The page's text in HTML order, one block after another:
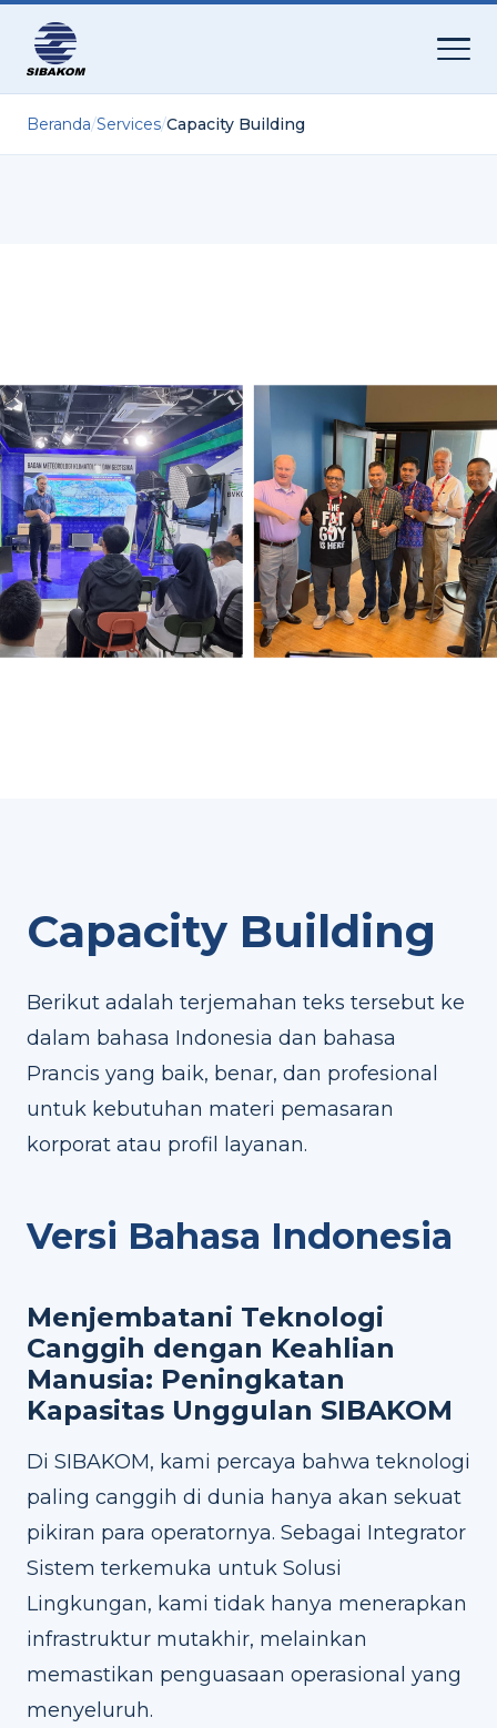
Beranda/Services/Capacity Building
Capacity Building
Berikut adalah terjemahan teks tersebut ke
dalam bahasa Indonesia dan bahasa
Prancis yang baik, benar, dan profesional
untuk kebutuhan materi pemasaran
korporat atau profil layanan.
Versi Bahasa Indonesia
Menjembatani Teknologi
Canggih dengan Keahlian
Manusia: Peningkatan
Kapasitas Unggulan SIBAKOM
Di SIBAKOM, kami percaya bahwa teknologi
paling canggih di dunia hanya akan sekuat
pikiran para operatornya. Sebagai Integrator
Sistem terkemuka untuk Solusi
Lingkungan, kami tidak hanya menerapkan
infrastruktur mutakhir, melainkan
memastikan penguasaan operasional yang
menyeluruh.